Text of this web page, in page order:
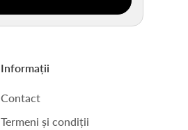
Informații
Contact
Termeni și condiții